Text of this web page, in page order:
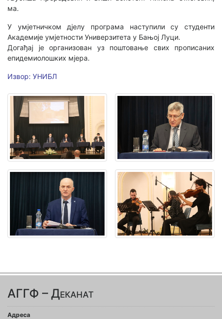
ма.
У умјетничком дјелу програма наступили су студенти
Академије умјетности Универзитета у Бањој Луци.
Догађај је организован уз поштовање свих прописаних
епидемиолошких мјера.
Извор: УНИБЛ
АГГФ – Деканат
Адреса